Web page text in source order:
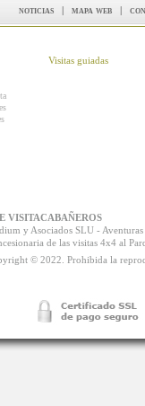
noticias | mapa web |
Visitas guiadas
VISITACABAÑEROS
y Asociados SLU -
de las visitas 4x4 al
© 2022. Prohibida la